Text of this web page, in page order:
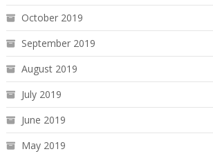
October 2019
September 2019
August 2019
July 2019
June 2019
May 2019